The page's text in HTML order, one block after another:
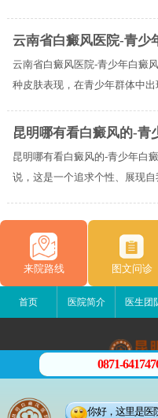
云南省白癜风医院-青少
云南省白癜风医院-青少年白癜
种皮肤表现，在青少年群体中出
昆明哪有看白癜风的-青
昆明哪有看白癜风的-青少年白
说，这是一个追求个性、展现自
来院路线 图文问诊
首页 医院简介 医生团
昆
昆明
版权所
0871-
你好，这里是医